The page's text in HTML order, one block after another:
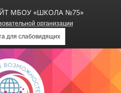
МБОУ «ШКОЛА №75»
организации
для слабовидящих